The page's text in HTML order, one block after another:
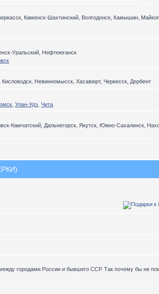
Каменск-Шахтинский, Волгодонск, Камышин,
Уральский, Нефтеюганск
Невинномысск, Хасавюрт, Черкесск, Дербент
Улан-Удэ Чита
Камчатский, Дальнегорск, Якутск, Южно-Сахалинск,
городами России и бывшего ССР. Так почему бы не